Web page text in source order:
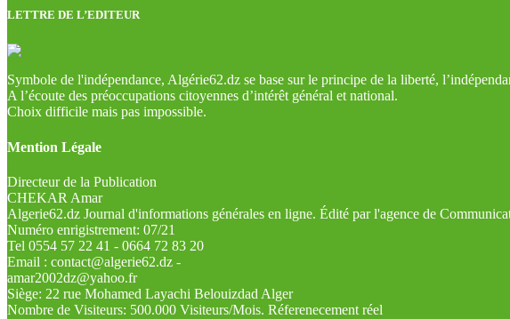
LETTRE DE L’EDITEUR
Symbole de l'indépendance, Algérie62.dz se base sur le principe de la liberté,
A l’écoute des préoccupations citoyennes d’intérêt général et national.
Choix difficile mais pas impossible.
Mention Légale
Directeur de la Publication
CHEKAR Amar
Algerie62.dz Journal d'informations générales en ligne. Édité par l'agence de
Numéro enrigistrement: 07/21
Tel 0554 57 22 41 - 0664 72 83 20
Email : contact@algerie62.dz -
amar2002dz@yahoo.fr
Siège: 22 rue Mohamed Layachi Belouizdad Alger
Nombre de Visiteurs: 500.000 Visiteurs/Mois. Réferenecement réel